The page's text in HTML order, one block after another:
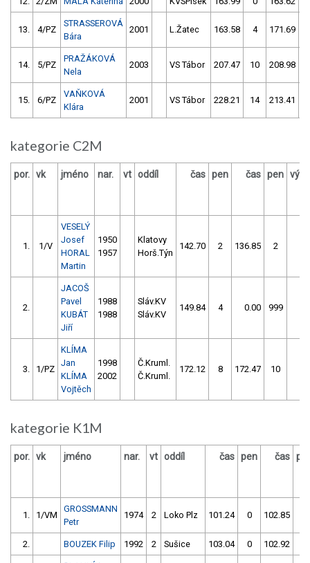
13. 4/PZ
STRASSEROVÁ
Bára
2001 L.Žatec 163.58 4 171.69
14. 5/PZ
PRAŽÁKOVÁ
Nela
2003 VS Tábor 207.47 10 208.98
15. 6/PZ
VAŇKOVÁ
Klára
2001 VS Tábor 228.21 14 213.41
kategorie C2M
por. vk jméno nar. vt oddíl čas pen čas pen
1. 1/V
VESELÝ
Josef
HORAL
Martin
1950
1957
Klatovy
Horš.Týn
142.70 2 136.85 2
2.
JACOŠ
Pavel
KUBÁT
Jiří
1988
1988
Sláv.KV
Sláv.KV
149.84 4 0.00 999
3. 1/PZ
KLÍMA
Jan
KLÍMA
Vojtěch
1998
2002
Č.Kruml.
Č.Kruml.
172.12 8 172.47 10
kategorie K1M
por. vk jméno nar. vt oddíl čas pen čas
1. 1/VM
GROSSMANN
Petr
1974 2 Loko Plz 101.24 0 102.85
2. BOUZEK Filip 1992 2 Sušice 103.04 0 102.92